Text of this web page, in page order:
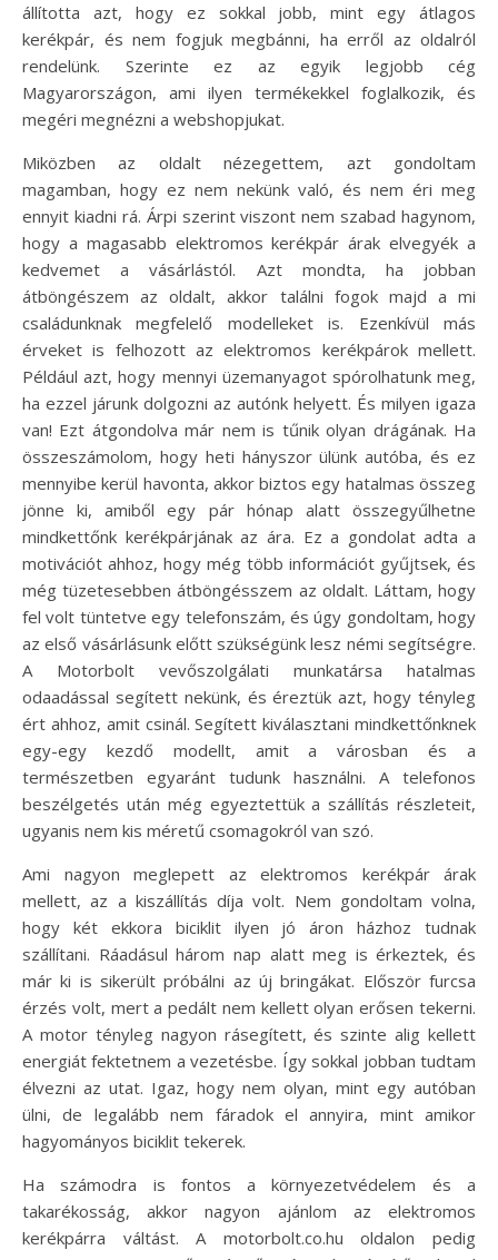
állította azt, hogy ez sokkal jobb, mint egy átlagos
kerékpár, és nem fogjuk megbánni, ha erről az oldalról
rendelünk. Szerinte ez az egyik legjobb cég
Magyarországon, ami ilyen termékekkel foglalkozik, és
megéri megnézni a webshopjukat.
Miközben az oldalt nézegettem, azt gondoltam
magamban, hogy ez nem nekünk való, és nem éri meg
ennyit kiadni rá. Árpi szerint viszont nem szabad hagynom,
hogy a magasabb elektromos kerékpár árak elvegyék a
kedvemet a vásárlástól. Azt mondta, ha jobban
átböngészem az oldalt, akkor találni fogok majd a mi
családunknak megfelelő modelleket is. Ezenkívül más
érveket is felhozott az elektromos kerékpárok mellett.
Például azt, hogy mennyi üzemanyagot spórolhatunk meg,
ha ezzel járunk dolgozni az autónk helyett. És milyen igaza
van! Ezt átgondolva már nem is tűnik olyan drágának. Ha
összeszámolom, hogy heti hányszor ülünk autóba, és ez
mennyibe kerül havonta, akkor biztos egy hatalmas összeg
jönne ki, amiből egy pár hónap alatt összegyűlhetne
mindkettőnk kerékpárjának az ára. Ez a gondolat adta a
motivációt ahhoz, hogy még több információt gyűjtsek, és
még tüzetesebben átböngésszem az oldalt. Láttam, hogy
fel volt tüntetve egy telefonszám, és úgy gondoltam, hogy
az első vásárlásunk előtt szükségünk lesz némi segítségre.
A Motorbolt vevőszolgálati munkatársa hatalmas
odaadással segített nekünk, és éreztük azt, hogy tényleg
ért ahhoz, amit csinál. Segített kiválasztani mindkettőnknek
egy-egy kezdő modellt, amit a városban és a
természetben egyaránt tudunk használni. A telefonos
beszélgetés után még egyeztettük a szállítás részleteit,
ugyanis nem kis méretű csomagokról van szó.
Ami nagyon meglepett az elektromos kerékpár árak
mellett, az a kiszállítás díja volt. Nem gondoltam volna,
hogy két ekkora biciklit ilyen jó áron házhoz tudnak
szállítani. Ráadásul három nap alatt meg is érkeztek, és
már ki is sikerült próbálni az új bringákat. Először furcsa
érzés volt, mert a pedált nem kellett olyan erősen tekerni.
A motor tényleg nagyon rásegített, és szinte alig kellett
energiát fektetnem a vezetésbe. Így sokkal jobban tudtam
élvezni az utat. Igaz, hogy nem olyan, mint egy autóban
ülni, de legalább nem fáradok el annyira, mint amikor
hagyományos biciklit tekerek.
Ha számodra is fontos a környezetvédelem és a
takarékosság, akkor nagyon ajánlom az elektromos
kerékpárra váltást. A motorbolt.co.hu oldalon pedig